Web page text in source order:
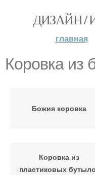
ДИЗАЙН /
главная
Коровка из
Божия коровка
Коровка из
пластиковых